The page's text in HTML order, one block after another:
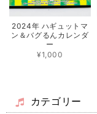
2024年 ハギュットマ
ン＆バグるんカレンダ
ー
¥1,000
カテゴリー